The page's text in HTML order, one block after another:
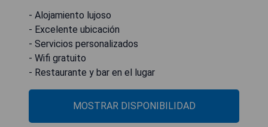
- Alojamiento lujoso
- Excelente ubicación
- Servicios personalizados
- Wifi gratuito
- Restaurante y bar en el lugar
MOSTRAR DISPONIBILIDAD